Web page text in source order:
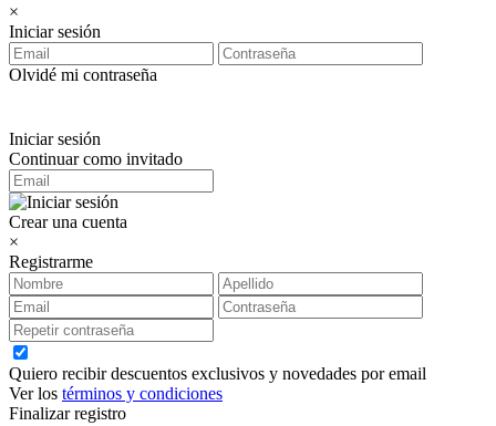
×
Iniciar sesión
Olvidé mi contraseña
Iniciar sesión
Continuar como invitado
Crear una cuenta
×
Registrarme
Quiero recibir descuentos exclusivos y novedades por email
Ver los términos y condiciones
Finalizar registro